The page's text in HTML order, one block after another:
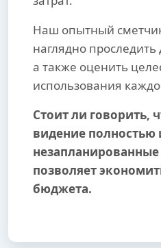
Наш опытный
наглядно
а также оценить
использования
Стоит ли говорить,
видение полностью
позволяет
бюджета.